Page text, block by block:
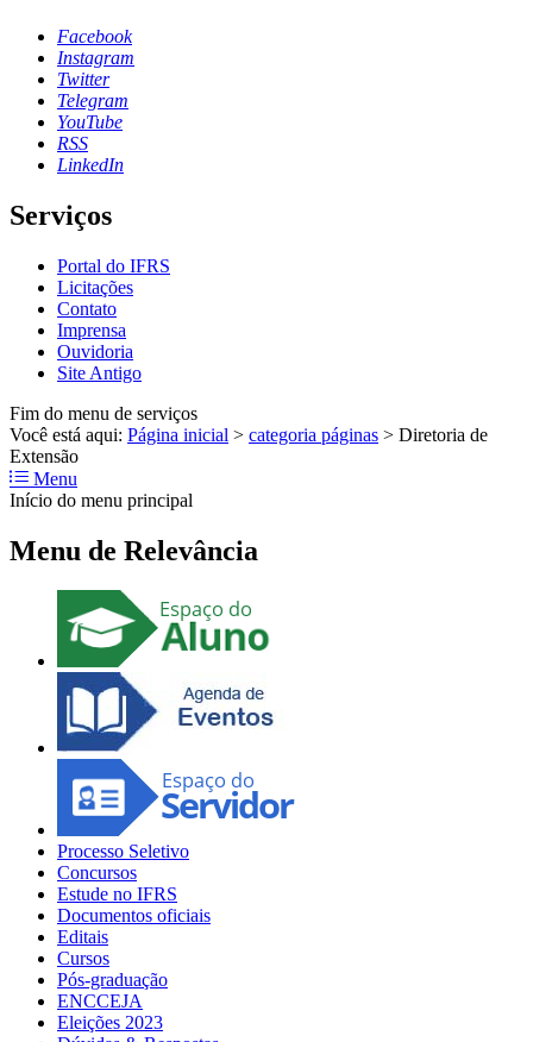
Facebook
Instagram
Twitter
Telegram
YouTube
RSS
LinkedIn
Serviços
Portal do IFRS
Licitações
Contato
Imprensa
Ouvidoria
Site Antigo
Fim do menu de serviços
Você está aqui: Página inicial > categoria páginas > Diretoria de
Extensão
Menu
Início do menu principal
Menu de Relevância
Processo Seletivo
Concursos
Estude no IFRS
Documentos oficiais
Editais
Cursos
Pós-graduação
ENCCEJA
Eleições 2023